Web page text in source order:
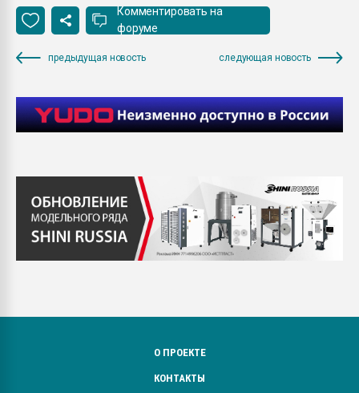
Комментировать на
форуме
предыдущая новость следующая новость
О ПРОЕКТЕ
КОНТАКТЫ